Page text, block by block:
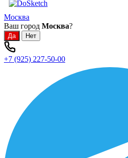
Москва
Ваш город Москва?
+7 (925) 227-50-00